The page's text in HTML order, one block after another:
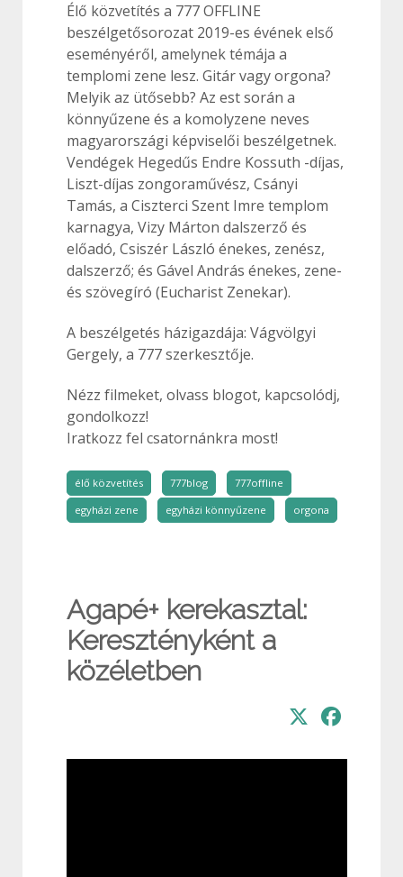
Élő közvetítés a 777 OFFLINE
beszélgetősorozat 2019-es évének első
eseményéről, amelynek témája a
templomi zene lesz. Gitár vagy orgona?
Melyik az ütősebb? Az est során a
könnyűzene és a komolyzene neves
magyarországi képviselői beszélgetnek.
Vendégek Hegedűs Endre Kossuth -díjas,
Liszt-díjas zongoraművész, Csányi
Tamás, a Ciszterci Szent Imre templom
karnagya, Vizy Márton dalszerző és
előadó, Csiszér László énekes, zenész,
dalszerző; és Gável András énekes, zene-
és szövegíró (Eucharist Zenekar).
A beszélgetés házigazdája: Vágvölgyi
Gergely, a 777 szerkesztője.
Nézz filmeket, olvass blogot, kapcsolódj,
gondolkozz!
Iratkozz fel csatornánkra most!
élő közvetítés 777blog
777offline
egyházi zene
egyházi könnyűzene orgona
Agapé+ kerekasztal:
Keresztényként a
közéletben